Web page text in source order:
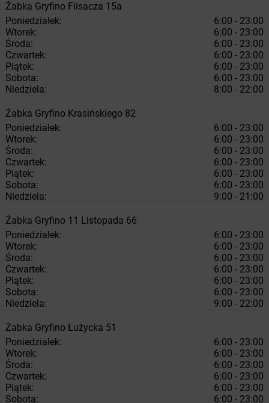
Żabka Gryfino Flisacza 15a
Poniedziałek:
6:00 - 23:00
Wtorek:
6:00 - 23:00
Środa:
6:00 - 23:00
Czwartek:
6:00 - 23:00
Piątek:
6:00 - 23:00
Sobota:
6:00 - 23:00
Niedziela:
8:00 - 22:00
Żabka Gryfino Krasińskiego 82
Poniedziałek:
6:00 - 23:00
Wtorek:
6:00 - 23:00
Środa:
6:00 - 23:00
Czwartek:
6:00 - 23:00
Piątek:
6:00 - 23:00
Sobota:
6:00 - 23:00
Niedziela:
9:00 - 21:00
Żabka Gryfino 11 Listopada 66
Poniedziałek:
6:00 - 23:00
Wtorek:
6:00 - 23:00
Środa:
6:00 - 23:00
Czwartek:
6:00 - 23:00
Piątek:
6:00 - 23:00
Sobota:
6:00 - 23:00
Niedziela:
9:00 - 22:00
Żabka Gryfino Łużycka 51
Poniedziałek:
6:00 - 23:00
Wtorek:
6:00 - 23:00
Środa:
6:00 - 23:00
Czwartek:
6:00 - 23:00
Piątek:
6:00 - 23:00
Sobota:
6:00 - 23:00